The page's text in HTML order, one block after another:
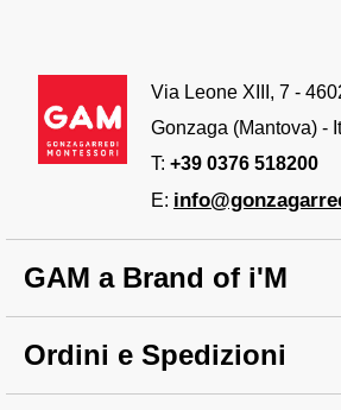
Via Leone XIII, 7 -
Gonzaga (Mantova) -
T: +39 0376 518200
E:
GAM a Brand of i'M
Ordini e Spedizioni